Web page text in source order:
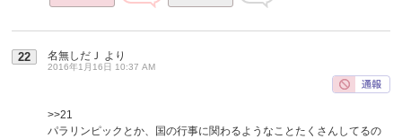
22 名無しだＪ より
2016年1月16日 10:37 AM
>>21
パラリンピックとか、国の行事に関わるようなことたくさんしてるの